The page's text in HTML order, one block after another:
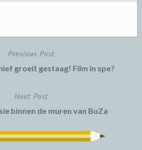
Previous Post
groeit gestaag! Film in spe?
Next Post
binnen de muren van BuZa